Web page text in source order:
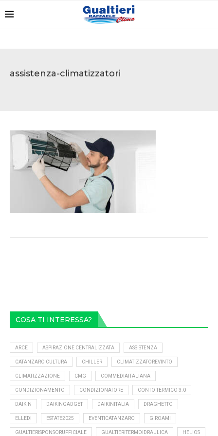
assistenza-climatizzatori
COSA TI INTERESSA?
ARCE ASPIRAZIONE CENTRALIZZATA ASSISTENZA
CATANZARO CULTURA CHILLER CLIMATIZZATOREVINTO
CLIMATIZZAZIONE CMG COMMEDIAITALIANA
CONDIZIONAMENTO CONDIZIONATORE CONTO TERMICO 3.0
DAIKIN DAIKINGADGET DAIKINITALIA DRAGHETTO
ELLEDI ESTATE2025 EVENTICATANZARO GIROAMI
GUALTIERISPONSORUFFICIALE GUALTIERITERMOIDRAULICA HELIOS